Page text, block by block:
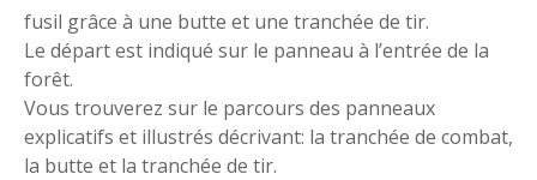
fusil grâce à une butte et une tranchée de tir.
Le départ est indiqué sur le panneau à l’entrée de la
forêt.
Vous trouverez sur le parcours des panneaux
explicatifs et illustrés décrivant: la tranchée de combat,
la butte et la tranchée de tir.